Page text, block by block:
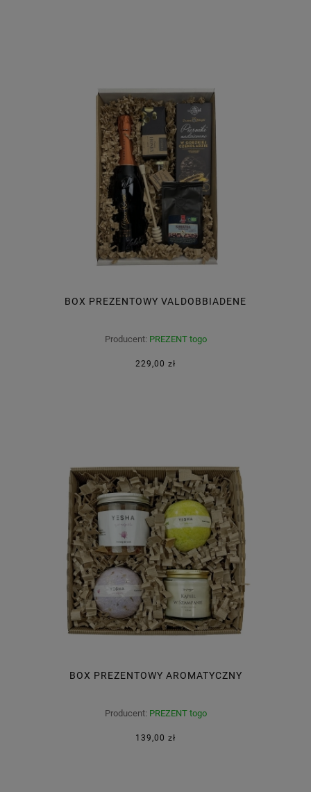
BOX PREZENTOWY VALDOBBIADENE
Producent: PREZENT togo
229,00 zł
BOX PREZENTOWY AROMATYCZNY
Producent: PREZENT togo
139,00 zł